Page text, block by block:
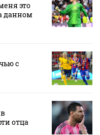
это
данном
с
отца